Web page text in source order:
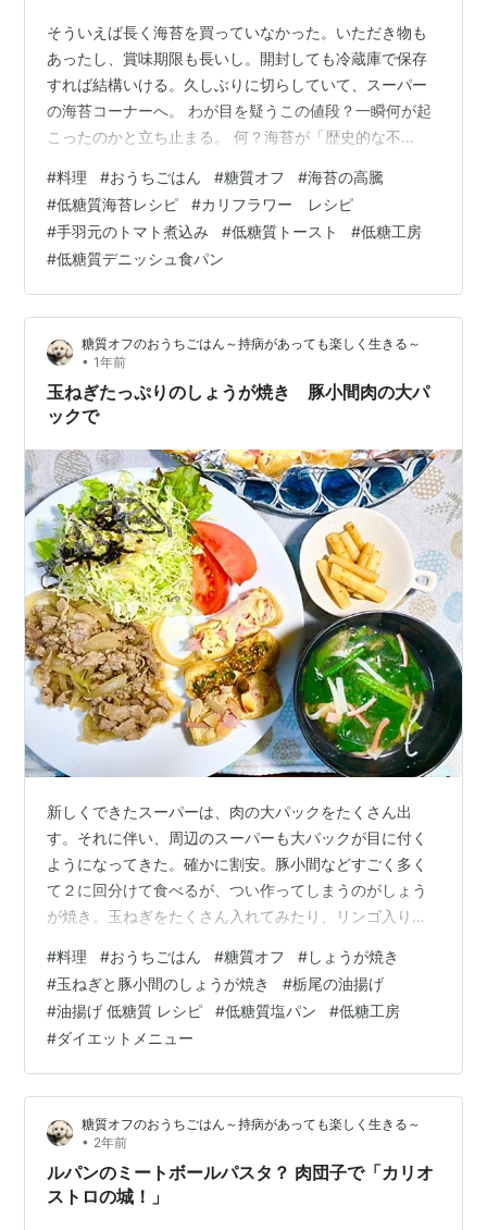
そういえば長く海苔を買っていなかった。いただき物も
あったし、賞味期限も長いし。開封しても冷蔵庫で保存
すれば結構いける。久しぶりに切らしていて、スーパー
の海苔コーナーへ。 わが目を疑うこの値段？一瞬何が起
こったのかと立ち止まる。 何？海苔が「歴史的な不
食 海苔のおつまみ カリフラワーのタラマヨ和えと塩鮭和
え 鶏手羽元のトマト煮込み 昼食 低糖質ベーコンチーズ
トースト ひとこと の…海苔が高い！ 夕食 海苔のおつま
み カリフラワーのタラマヨ和えと塩鮭和え 〇カリフラワ
ー・タラコ・マヨネーズ・塩鮭・焼き海苔 カリフラワー
を２分ゆで、刻む。器に皮を…
#料理 #おうちごはん #糖質オフ #海苔の高騰
#低糖質海苔レシピ #カリフラワー レシピ
#手羽元のトマト煮込み #低糖質トースト #低糖工房
#低糖質デニッシュ食パン
糖質オフのおうちごはん～持病があっても楽しく生きる～
• 1年前
玉ねぎたっぷりのしょうが焼き 豚小間肉の大パ
ックで
新しくできたスーパーは、肉の大パックをたくさん出
す。それに伴い、周辺のスーパーも大パックが目に付く
ようになってきた。確かに割安。豚小間などすごく多く
て２に回分けて食べるが、つい作ってしまうのがしょう
が焼き。玉ねぎをたくさん入れてみたり、リンゴ入りや
なるが、残ることはない。しょうが焼きは家族の人気メ
ニューだ。 玉ねぎたっぷりのしょうが焼き もくじ 夕食
しょうが焼き 栃尾の油揚げいろいろ焼き 昼食 低糖質塩
パンのフィッシュサンド 玉ねぎとチーズのスープ ひとこ
と 寒いのに花粉が来ている！ 夕食 しょうが焼き 〇豚小
間肉・玉ねぎ・ごま油・ショウガ・…
#料理 #おうちごはん #糖質オフ #しょうが焼き
#玉ねぎと豚小間のしょうが焼き #栃尾の油揚げ
#油揚げ 低糖質 レシピ #低糖質塩パン #低糖工房
#ダイエットメニュー
糖質オフのおうちごはん～持病があっても楽しく生きる～
• 2年前
ルパンのミートボールパスタ？ 肉団子で「カリオ
ストロの城！」